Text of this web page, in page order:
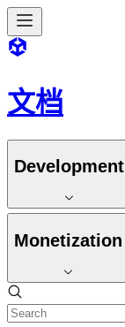
文档
Development
Monetization